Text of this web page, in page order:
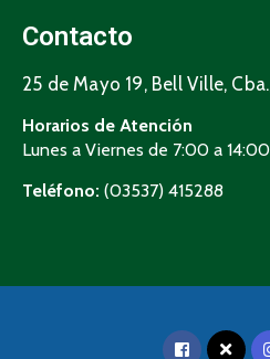
Contacto
25 de Mayo 19, Bell Ville,
Horarios de Atención
Lunes a Viernes de 7:00 a 14:00
Teléfono: (03537) 415288